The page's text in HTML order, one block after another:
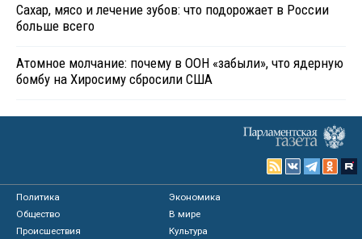
Сахар, мясо и лечение зубов: что подорожает в России
больше всего
Атомное молчание: почему в ООН «забыли», что ядерную
бомбу на Хиросиму сбросили США
Политика
Экономика
Общество
В мире
Происшествия
Культура